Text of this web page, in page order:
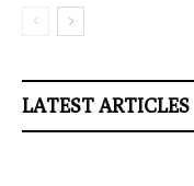
LATEST ARTICLES